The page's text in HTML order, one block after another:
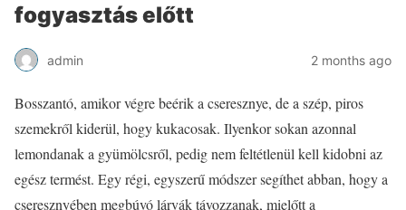
fogyasztás előtt
admin 2 months ago
Bosszantó, amikor végre beérik a cseresznye, de a szép, piros
szemekről kiderül, hogy kukacosak. Ilyenkor sokan azonnal
lemondanak a gyümölcsről, pedig nem feltétlenül kell kidobni az
egész termést. Egy régi, egyszerű módszer segíthet abban, hogy a
cseresznyében megbúvó lárvák távozzanak, mielőtt a